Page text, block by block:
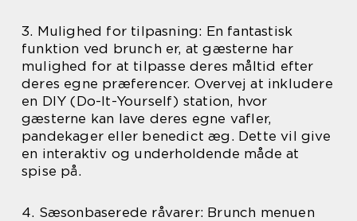
3. Mulighed for tilpasning: En fantastisk
funktion ved brunch er, at gæsterne har
mulighed for at tilpasse deres måltid efter
deres egne præferencer. Overvej at inkludere
en DIY (Do-It-Yourself) station, hvor
gæsterne kan lave deres egne vafler,
pandekager eller benedict æg. Dette vil give
en interaktiv og underholdende måde at
spise på.
4. Sæsonbaserede råvarer: Brunch menuen